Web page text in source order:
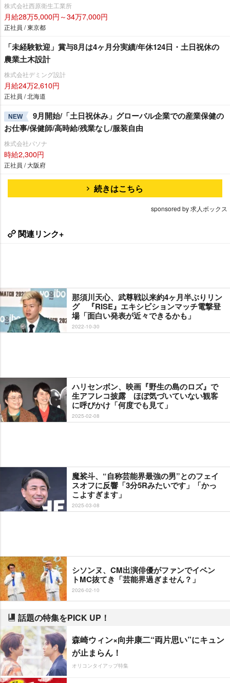
株式会社西原衛生工業所
月給28万5,000円～34万7,000円
正社員 / 東京都
「未経験歓迎」賞与8月は4ヶ月分実績/年休124日・土日祝休の
農業土木設計
株式会社デミング設計
月給24万2,610円
正社員 / 北海道
NEW
9月開始/「土日祝休み」グローバル企業での産業保健の
お仕事/保健師/高時給/残業なし/服装自由
株式会社パソナ
時給2,300円
正社員 / 大阪府
続きはこちら
sponsored by 求人ボックス
関連リンク+
那須川天心、武尊戦以来約4ヶ月半ぶりリン
グ 『RISE』エキシビションマッチ電撃登
場「面白い発表が近々できるかも」
2022-10-30
ハリセンボン、映画『野生の島のロズ』で
生アフレコ披露 ほぼ気づいていない観客
に呼びかけ「何度でも見て」
2025-02-08
魔裟斗、“自称芸能界最強の男”とのフェイ
スオフに反響「3分5Rみたいです」「かっ
こよすぎます」
2025-03-08
シソンヌ、CM出演俳優がファンでイベン
トMC抜てき「芸能界過ぎません？」
2026-02-10
話題の特集をPICK UP！
森崎ウィン×向井康二“両片思い”にキュン
が止まらん！
オリコンタイアップ特集